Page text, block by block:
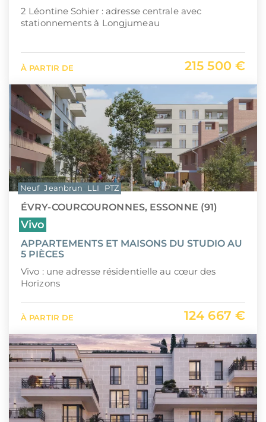
2 Léontine Sohier : adresse centrale avec
stationnements à Longjumeau
À PARTIR DE 215 500 €
ÉVRY-COURCOURONNES, ESSONNE (91)
Vivo
APPARTEMENTS ET MAISONS DU STUDIO AU
5 PIÈCES
Vivo : une adresse résidentielle au cœur des
Horizons
À PARTIR DE 124 667 €
Neuf Jeanbrun LLI PTZ